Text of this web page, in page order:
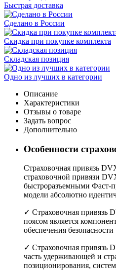
Быстрая доставка
Сделано в России
Скидка при покупке комплекта
Складская позиция
Одно из лучших в категории
Описание
Характеристики
Отзывы о товаре
Задать вопрос
Дополнительно
Особенности
Страховочная привязь
страховочной привязи
быстроразъемными Фаст-
модели абсолютно
✓ Страховочная привязь
поясом является
обеспечения
✓ Страховочная привязь
часть удерживающей и
позиционирования,